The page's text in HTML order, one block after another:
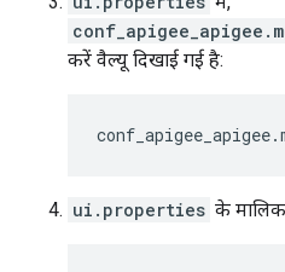
करें वैल्यू दिखाई गई है:
ui.properties के